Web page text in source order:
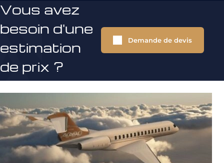
Vous avez
besoin d'une
estimation
de prix ?
Demande de devis